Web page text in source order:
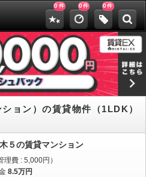
0 件 0件 0件
ョン）の賃貸物件（1LDK）
５の賃貸マンション
理費 : 5,000円）
8.5万円